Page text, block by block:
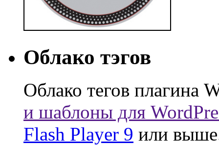
Облако тэгов
Облако тегов плагина
и шаблоны для
Flash Player 9 или